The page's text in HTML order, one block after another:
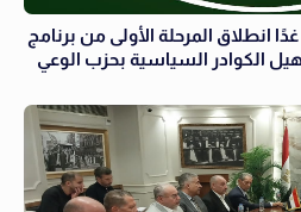
انطلاق المرحلة الأولى من برنامج
الكوادر السياسية بحزب الوعي